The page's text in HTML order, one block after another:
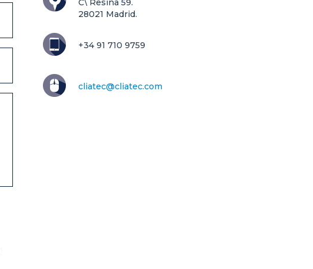
C\ Resina 59.
28021 Madrid.
+34 91 710 9759
cliatec@cliatec.com